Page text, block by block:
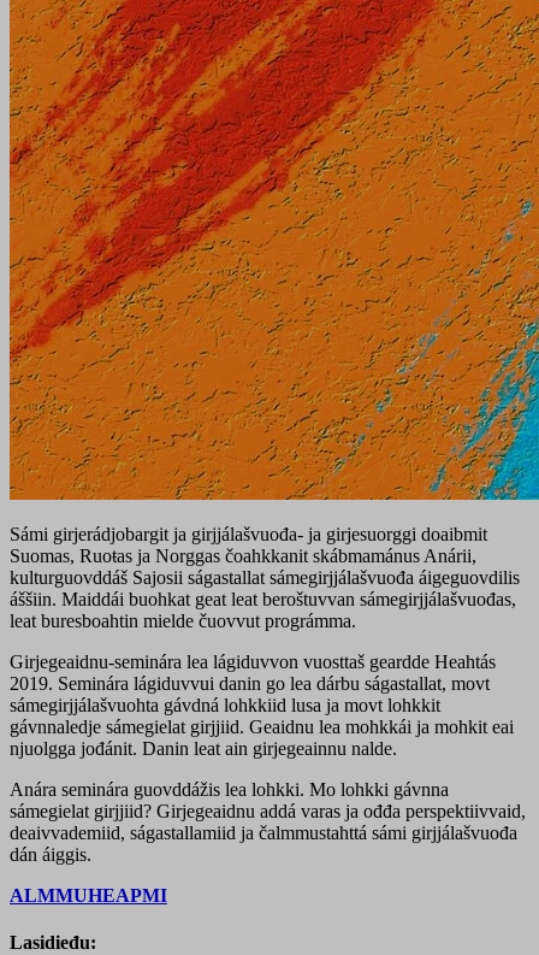
Sámi girjerádjobargit ja girjjálašvuođa- ja girjesuorggi doaibmit
Suomas, Ruoŧas ja Norggas čoahkkanit skábmamánus Anárii,
kulturguovddáš Sajosii ságastallat sámegirjjálašvuođa áigeguovdilis
áššiin. Maiddái buohkat geat leat beroštuvvan sámegirjjálašvuođas,
leat buresboahtin mielde čuovvut prográmma.
Girjegeaidnu-seminára lea lágiduvvon vuosttaš geardde Heahtás
2019. Seminára lágiduvvui danin go lea dárbu ságastallat, movt
sámegirjjálašvuohta gávdná lohkkiid lusa ja movt lohkkit
gávnnaledje sámegielat girjjiid. Geaidnu lea mohkkái ja mohkit eai
njuolgga jođánit. Danin leat ain girjegeainnu nalde.
Anára seminára guovddážis lea lohkki. Mo lohkki gávnna
sámegielat girjjiid? Girjegeaidnu addá varas ja ođđa perspektiivvaid,
deaivvademiid, ságastallamiid ja čalmmustahttá sámi girjjálašvuođa
dán áiggis.
ALMMUHEAPMI
Lasidieđu: